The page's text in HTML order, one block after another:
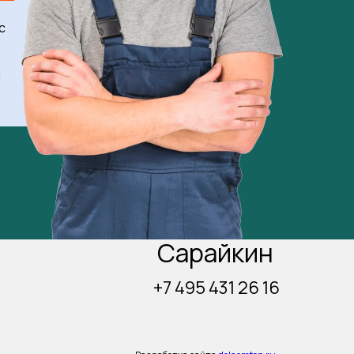
Сарайкин
+7 495 431 26 16